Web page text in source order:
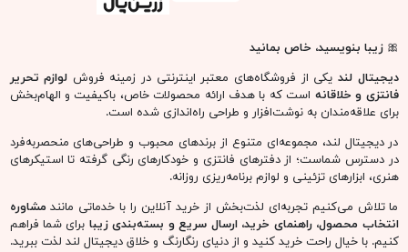
🎀زیبا بنویسید، خاص بمانید
دیجیتال لند یکی از فروشگاه‌های معتبر اینترنتی در زمینه فروش لوازم تحریر
فانتزی و خلاقانه است که با هدف ارائه محصولات خاص، باکیفیت و الهام‌بخش
برای علاقه‌مندان به نوشت‌افزار و طراحی راه‌اندازی شده است.
در دیجیتال لند، مجموعه‌ای متنوع از برندهای محبوب و طراحی‌های منحصربه‌فرد
در دسترس شماست؛ از دفترهای فانتزی و خودکارهای رنگی گرفته تا استیکرهای
هنری، ابزارهای تزئینی و لوازم برنامه‌ریزی روزانه.
ما تلاش می‌کنیم تجربه‌ای لذت‌بخش از خرید آنلاین را با خدماتی مانندمشاوره
انتخاب محصول، راهنمای خرید، ارسال سریع و بسته‌بندی زیبا برای شما فراهم
کنیم. با خیال راحت خرید کنید و از دنیای رنگارنگ و خلاق دیجیتال لند لذت ببرید.